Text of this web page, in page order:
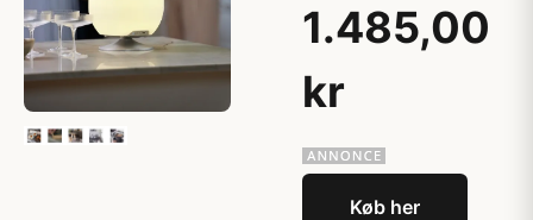
1.485,00
kr
Køb her